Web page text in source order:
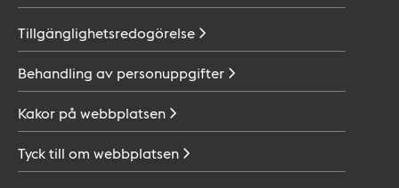
Tillgänglighetsredogörelse
Behandling av personuppgifter
Kakor på webbplatsen
Tyck till om webbplatsen